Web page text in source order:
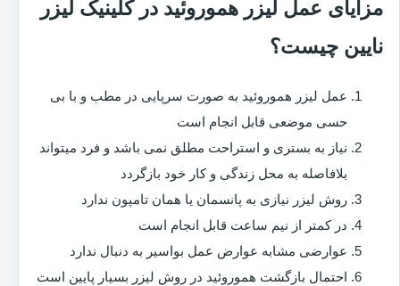
مزایای عمل لیزر هموروئید در کلینیک لیزر
نایین چیست؟
عمل لیزر هموروئید به صورت سرپایی در مطب و با بی
حسی موضعی قابل انجام است
نیاز به بستری و استراحت مطلق نمی باشد و فرد میتواند
بلافاصله به محل زندگی و کار خود بازگردد
روش لیزر نیازی به پانسمان یا همان تامپون ندارد
در کمتر از نیم ساعت قابل انجام است
عوارضی مشابه عوارض عمل بواسیر به دنبال ندارد
احتمال بازگشت هموروئید در روش لیزر بسیار پایین است